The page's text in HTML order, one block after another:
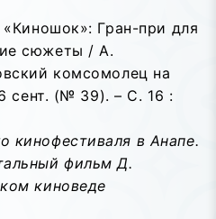
Гран-при для
сюжеты / А.
комсомолец на
сент. (№ 39). – С. 16 :
кинофестиваля в Анапе.
фильм Д.
киноведе